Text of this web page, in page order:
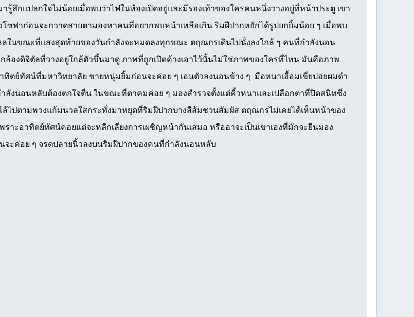
รู้สึกแปลกใจไม่น้อยเมื่อพบว่าไฟในห้องเปิดอยู่และมีรองเท้าของใครคนหนึ่งวางอยู่ที่หน้าประตู เขา
โซฟาก่อนจะกวาดสายตามองหาคนที่อยากพบหน้าเหลือเกิน ริมฝีปากหยักได้รูปยกยิ้มน้อย ๆ เมื่อพบ
ลในขณะที่แสงสุดท้ายของวันกำลังจะหมดลงทุกขณะ ตฤณกรเดินไปนั่งลงใกล้ ๆ คนที่กำลังนอน
ล้องดิจิตัลที่วางอยู่ใกล้ตัวขึ้นมาดู ภาพที่ถูกเปิดค้างเอาไว้นั้นไม่ใช่ภาพของใครที่ไหน มันคือภาพ
าทิตย์ทัศน์ที่มหาวิทยาลัย ชายหนุ่มยิ้มก่อนจะค่อย ๆ เอนตัวลงนอนข้าง ๆ มือหนาเอื้อมเขี่ยปอยผมดำ
ลังนอนหลับต้องตกใจตื่น ในขณะที่ตาคมค่อย ๆ มองสำรวจตั้งแต่คิ้วหนาและเปลือกตาที่ปิดสนิทซึ่ง
ไปตามพวงแก้มนวลใสกระทั่งมาหยุดที่ริมฝีปากบางสีส้มชวนสัมผัส ตฤณกรไม่เคยได้เห็นหน้าของ
าะอาทิตย์ทัศน์คอยแต่จะหลีกเลี่ยงการเผชิญหน้ากันเสมอ หรืออาจะเป็นเขาเองที่มักจะยืนมอง
ะค่อย ๆ จรดปลายนิ้วลงบนริมฝีปากของคนที่กำลังนอนหลับ